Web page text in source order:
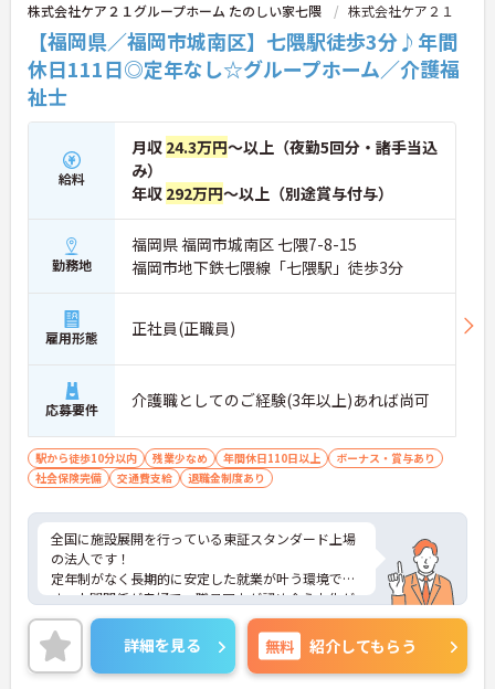
株式会社ケア２１グループホーム たのしい家七隈 株式会社ケア２１
【福岡県／福岡市城南区】七隈駅徒歩3分♪年間
休日111日◎定年なし☆グループホーム／介護福
祉士
給料
月収 24.3万円～以上（夜勤5回分・諸手当込
み）
年収 292万円～以上（別途賞与付与）
勤務地
福岡県 福岡市城南区 七隈7-8-15
福岡市地下鉄七隈線「七隈駅」徒歩3分
雇用形態 正社員(正職員)
応募要件 介護職としてのご経験(3年以上)あれば尚可
駅から徒歩10分以内 残業少なめ 年間休日110日以上
ボーナス・賞与あり
社会保険完備
交通費支給 退職金制度あり
全国に施設展開を行っている東証スタンダード上場
の法人です！
定年制がなく長期的に安定した就業が叶う環境で
す。人間関係が良好で、職員同士が認め合う文化が
根付いています。
ご興味のある方には、面接対策ポイントなど、さら
に詳細をご案内しますのでお気軽にご相談くださ
い！
詳細を見る 無料 紹介してもらう